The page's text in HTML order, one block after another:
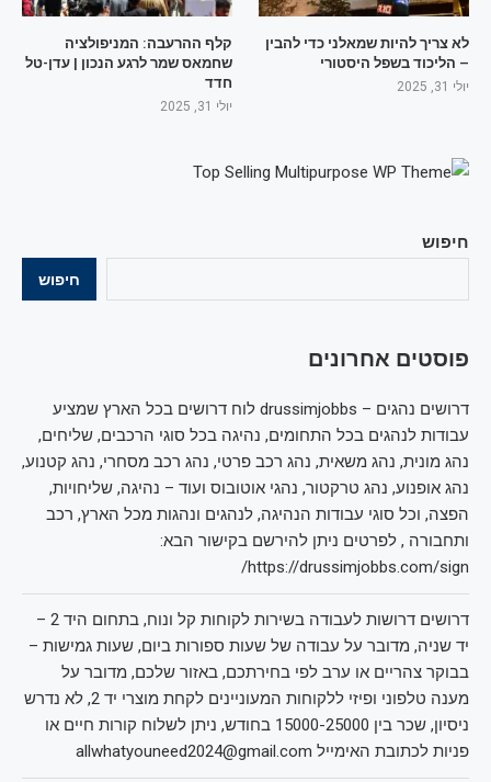
חיפוש
חיפוש
פוסטים אחרונים
דרושים נהגים – drussimjobbs לוח דרושים בכל הארץ שמציע
עבודות לנהגים בכל התחומים, נהיגה בכל סוגי הרכבים, שליחים,
נהג מונית, נהג משאית, נהג רכב פרטי, נהג רכב מסחרי, נהג קטנוע,
נהג אופנוע, נהג טרקטור, נהגי אוטובוס ועוד – נהיגה, שליחויות,
הפצה, וכל סוגי עבודות הנהיגה, לנהגים ונהגות מכל הארץ, רכב
ותחבורה , לפרטים ניתן להירשם בקישור הבא:
https://drussimjobbs.com/sign/
דרושים דרושות לעבודה בשירות לקוחות קל ונוח, בתחום היד 2 –
יד שניה, מדובר על עבודה של שעות ספורות ביום, שעות גמישות –
בבוקר צהריים או ערב לפי בחירתכם, באזור שלכם, מדובר על
מענה טלפוני ופיזי ללקוחות המעוניינים לקחת מוצרי יד 2, לא נדרש
ניסיון, שכר בין 15000-25000 בחודש, ניתן לשלוח קורות חיים או
פניות לכתובת האימייל allwhatyouneed2024@gmail.com
לא צריך להיות שמאלני כדי להבין
– הליכוד בשפל היסטורי
יולי 31, 2025
קלף ההרעבה: המניפולציה
שחמאס שמר לרגע הנכון | עדן-טל
חדד
יולי 31, 2025